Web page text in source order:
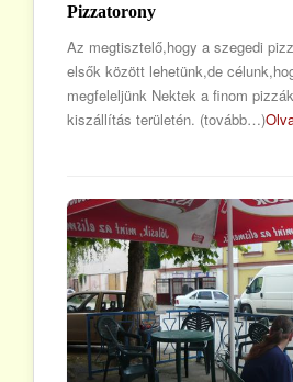
Pizzatorony
Az megtisztelő,hogy a szegedi
elsők között lehetünk,de
megfeleljünk Nektek a finom
kiszállítás területén. (tovább…)